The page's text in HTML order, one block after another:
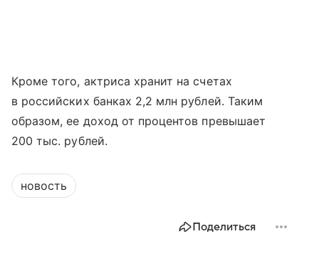
Кроме того, актриса хранит на счетах
в российских банках 2,2 млн рублей. Таким
образом, ее доход от процентов превышает
200 тыс. рублей.
новость
Поделиться